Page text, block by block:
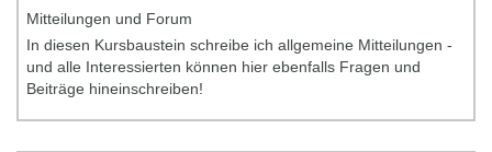
Mitteilungen und Forum
In diesen Kursbaustein schreibe ich allgemeine Mitteilungen -
und alle Interessierten können hier ebenfalls Fragen und
Beiträge hineinschreiben!